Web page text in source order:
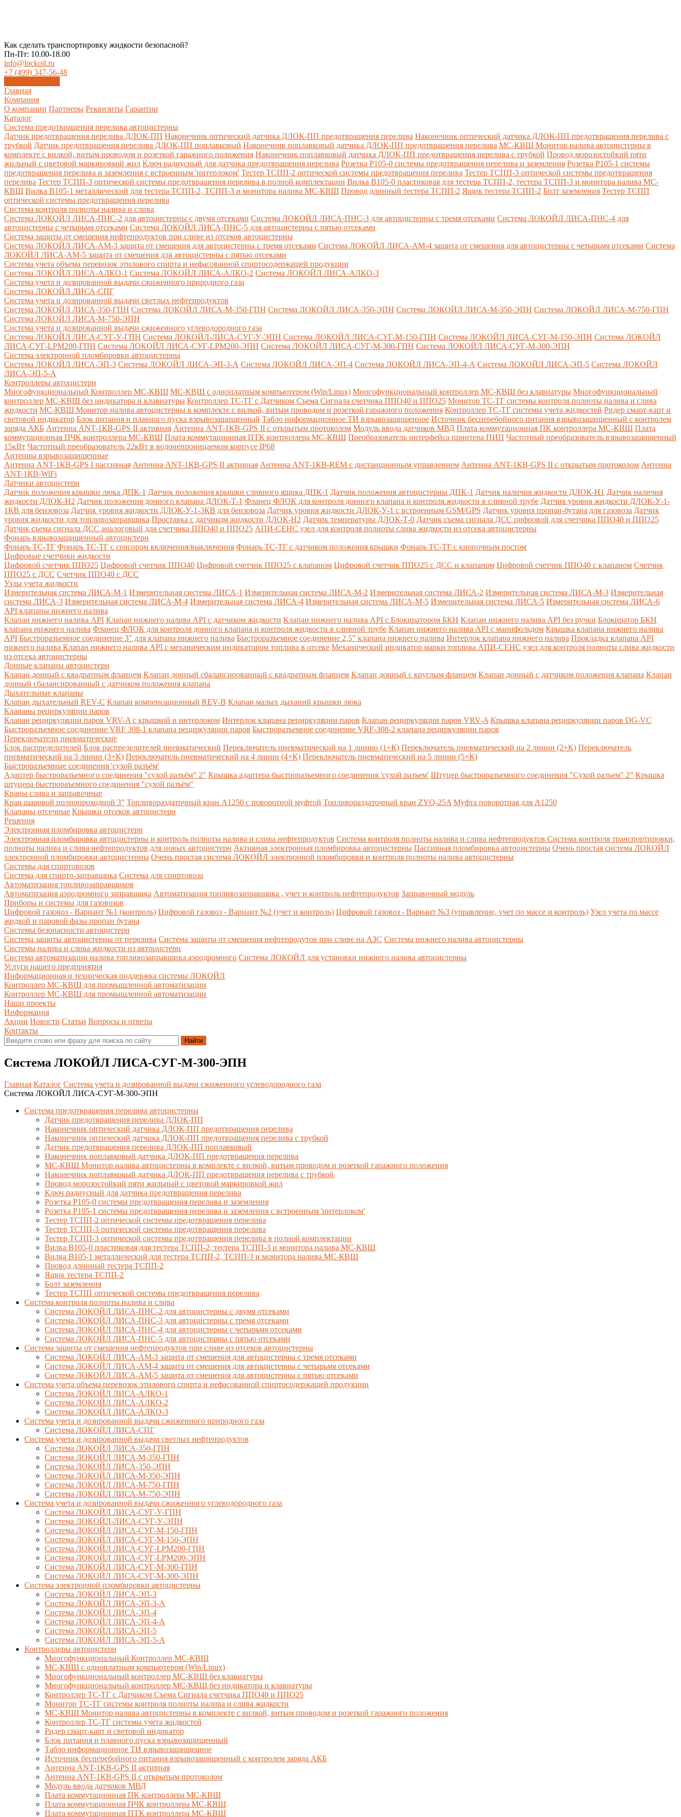
Как сделать транспортировку жидкости безопасной?
Пн-Пт: 10.00-18.00
info@lockoil.ru
+7 (499) 347-56-48
Главная
Компания
О компании Партнеры Реквизиты Гарантии
Каталог
Система предотвращения перелива автоцистерны
Датчик предотвращения перелива ДЛОК-ПП Наконечник оптический датчика ДЛОК-ПП предотвращения перелива Наконечник оптический датчика ДЛОК-ПП предотвращения перелива с
трубкой Датчик предотвращения перелива ДЛОК-ПП поплавковый Наконечник поплавковый датчика ДЛОК-ПП предотвращения перелива МС-КВШ Монитор налива автоцистерны в
комплекте с вилкой, витым проводом и розеткой гаражного положения Наконечник поплавковый датчика ДЛОК-ПП предотвращения перелива с трубкой Провод морозостойкий пяти
жильный с цветовой маркировкой жил Ключ радиусный для датчика предотвращения перелива Розетка Р105-0 системы предотвращения перелива и заземления Розетка Р105-1 системы
предотвращения перелива и заземления с встроенным 'интерлоком' Тестер ТСПП-2 оптической системы предотвращения перелива Тестер ТСПП-3 оптической системы предотвращения
перелива Тестер ТСПП-3 оптической системы предотвращения перелива в полной комплектации Вилка В105-0 пластиковая для тестера ТСПП-2, тестера ТСПП-3 и монитора налива МС-
КВШ Вилка В105-1 металлический для тестера ТСПП-2, ТСПП-3 и монитора налива МС-КВШ Провод длинный тестера ТСПП-2 Ящик тестера ТСПП-2 Болт заземления Тестер ТСПП
оптической системы предотвращения перелива
Cистема контроля полноты налива и слива
Система ЛОКОЙЛ ЛИСА-ПНС-2 для автоцистерны с двумя отсеками Система ЛОКОЙЛ ЛИСА-ПНС-3 для автоцистерны с тремя отсеками Система ЛОКОЙЛ ЛИСА-ПНС-4 для
автоцистерны с четырьмя отсеками Система ЛОКОЙЛ ЛИСА-ПНС-5 для автоцистерны с пятью отсеками
Система защиты от смешения нефтепродуктов при сливе из отсеков автоцистерны
Система ЛОКОЙЛ ЛИСА-AM-3 защита от смешения для автоцистерны с тремя отсеками Система ЛОКОЙЛ ЛИСА-AM-4 защита от смешения для автоцистерны с четырьмя отсеками Система
ЛОКОЙЛ ЛИСА-AM-5 защита от смешения для автоцистерны с пятью отсеками
Система учета объема перевозок этилового спирта и нефасованной спиртосодержащей продукции
Система ЛОКОЙЛ ЛИСА-AЛКО-1 Система ЛОКОЙЛ ЛИСА-АЛКО-2 Система ЛОКОЙЛ ЛИСА-АЛКО-3
Система учета и дозированной выдачи сжиженного природного газа
Система ЛОКОЙЛ ЛИСА-СПГ
Система учета и дозированной выдачи светлых нефтепродуктов
Система ЛОКОЙЛ ЛИСА-350-ГПН Система ЛОКОЙЛ ЛИСА-М-350-ГПН Система ЛОКОЙЛ ЛИСА-350-ЭПН Система ЛОКОЙЛ ЛИСА-М-350-ЭПН Система ЛОКОЙЛ ЛИСА-М-750-ГПН
Система ЛОКОЙЛ ЛИСА-М-750-ЭПН
Система учета и дозированной выдачи сжиженного углеводородного газа
Система ЛОКОЙЛ ЛИСА-СУГ-У-ГПН Система ЛОКОЙЛ-ЛИСА-СУГ-У-ЭПН Система ЛОКОЙЛ ЛИСА-СУГ-М-150-ГПН Система ЛОКОЙЛ ЛИСА-СУГ-М-150-ЭПН Система ЛОКОЙЛ
ЛИСА-СУГ-LPM200-ГПН Система ЛОКОЙЛ ЛИСА-СУГ-LPM200-ЭПН Система ЛОКОЙЛ ЛИСА-СУГ-М-300-ГПН Система ЛОКОЙЛ ЛИСА-СУГ-М-300-ЭПН
Система электронной пломбировки автоцистерны
Система ЛОКОЙЛ ЛИСА-ЭП-3 Система ЛОКОЙЛ ЛИСА-ЭП-3-А Система ЛОКОЙЛ ЛИСА-ЭП-4 Система ЛОКОЙЛ ЛИСА-ЭП-4-А Система ЛОКОЙЛ ЛИСА-ЭП-5 Система ЛОКОЙЛ
ЛИСА-ЭП-5-А
Контроллеры автоцистерн
Многофункциональный Контроллер МС-КВШ МС-КВШ с одноплатным компьютером (Win/Linux) Многофункциональный контроллер МС-КВШ без клавиатуры Многофункциональный
контроллер МС-КВШ без индикатора и клавиатуры Контроллер ТС-ТГ с Датчиком Съема Сигнала счетчика ППО40 и ППО25 Монитор ТС-ТГ системы контроля полноты налива и слива
жидкости МС-КВШ Монитор налива автоцистерны в комплекте с вилкой, витым проводом и розеткой гаражного положения Контроллер ТС-ТГ системы учета жидкостей Ридер смарт-карт и
световой индикатор Блок питания и плавного пуска взрывозащищенный Табло информационное ТИ взрывозащищенное Источник бесперебойного питания взрывозащищенный с контролем
заряда АКБ Антенна ANT-1КВ-GPS II активная Антенна ANT-1КВ-GPS II с открытым протоколом Модуль ввода датчиков МВД Плата коммутационная ПК контроллера МС-КВШ Плата
коммутационная ПЧК контроллера МС-КВШ Плата коммутационная ПТК контроллера МС-КВШ Преобразователь интерфейса принтера ПИП Частотный преобразователь взрывозащищенный
15кВт Частотный преобразователь 22кВт в водонепроницаемом корпусе IP68
Антенны взрывозащищенные
Антенна ANT-1КВ-GPS I пассивная Антенна ANT-1КВ-GPS II активная Антенна ANT-1КВ-REM c дистанционным управлением Антенна ANT-1КВ-GPS II с открытым протоколом Антенна
ANT-1КВ-WiFi
Датчики автоцистерн
Датчик положения крышки люка ДПК-1 Датчик положения крышки сливного ящика ДПК-1 Датчик положения автоцистерны ДПК-1 Датчик наличия жидкости ДЛОК-Н1 Датчик наличия
жидкости ДЛОК-Н2 Датчик положения донного клапана ДЛОК-Т-1 Фланец ФЛОК для контроля донного клапана и контроля жидкости в сливной трубе Датчик уровня жидкости ДЛОК-У-1-
1КВ для бензовоза Датчик уровня жидкости ДЛОК-У-1-3КВ для бензовоза Датчик уровня жидкости ДЛОК-У-1 с встроенным GSM/GPS Датчик уровня пропан-бутана для газовоза Датчик
уровня жидкости для топливозаправщика Проставка с датчиком жидкости ДЛОК-Н2 Датчик температуры ДЛОК-Т-0 Датчик съема сигнала ДСС цифровой для счетчика ППО40 и ППО25
Датчик съема сигнала ДСС аналоговый для счетчика ППО40 и ППО25 АПИ-СЕНС узел для контроля полноты слива жидкости из отсека автоцистерны
Фонарь взрывозащищенный автоцистерн
Фонарь ТС-ТГ Фонарь ТС-ТГ с сенсором включения/выключения Фонарь ТС-ТГ с датчиком положения крышки Фонарь ТС-ТГ с кнопочным постом
Цифровые счетчики жидкости
Цифровой счетчик ППО25 Цифровой счетчик ППО40 Цифровой счетчик ППО25 с клапаном Цифровой счетчик ППО25 с ДСС и клапаном Цифровой счетчик ППО40 с клапаном Счетчик
ППО25 с ДСС Счетчик ППО40 с ДСС
Узлы учета жидкости
Измерительная система ЛИСА-М-1 Измерительная система ЛИСА-1 Измерительная система ЛИСА-М-2 Измерительная система ЛИСА-2 Измерительная система ЛИСА-М-3 Измерительная
система ЛИСА-3 Измерительная система ЛИСА-М-4 Измерительная система ЛИСА-4 Измерительная система ЛИСА-М-5 Измерительная система ЛИСА-5 Измерительная система ЛИСА-6
API клапаны нижнего налива
Клапан нижнего налива API Клапан нижнего налива API с датчиком жидкости Клапан нижнего налива API с Блокиратором БКН Клапан нижнего налива API без ручки Блокиратор БКН
клапана нижнего налива Фланец ФЛОК для контроля донного клапана и контроля жидкости в сливной трубе Клапан нижнего налива API с манифольдом Крышка клапана нижнего налива
API Быстроразъемное соединение 3" для клапана нижнего налива Быстроразъемное соединение 2,5" клапана нижнего налива Интерлок клапана нижнего налива Прокладка клапана API
нижнего налива Клапан нижнего налива API с механическим индикатором топлива в отсеке Механический индикатор марки топлива АПИ-СЕНС узел для контроля полноты слива жидкости
из отсека автоцистерны
Донные клапаны автоцистерн
Клапан донный с квадратным фланцем Клапан донный сбалансированный с квадратным фланцем Клапан донный с круглым фланцем Клапан донный с датчиком положения клапана Клапан
донный сбалансированный с датчиком положения клапана
Дыхательные клапаны
Клапан дыхательный REV-C Клапан компенсационный REV-B Клапан малых дыханий крышки люка
Клапаны рециркуляции паров
Клапан рециркуляции паров VRV-A с крышкой и интерлоком Интерлок клапана рециркуляции паров Клапан рециркуляции паров VRV-A Крышка клапана рециркуляции паров DG-VC
Быстроразъемное соединение VRF 308-1 клапана рециркуляции паров Быстроразъемное соединение VRF-308-2 клапана рециркуляции паров
Переключатели пневматические
Блок распределителей Блок распределителей пневматический Переключатель пневматический на 1 линию (1+К) Переключатель пневматический на 2 линии (2+К) Переключатель
пневматический на 3 линии (3+К) Переключатель пневматический на 4 линии (4+К) Переключатель пневматический на 5 линии (5+К)
Быстроразъемные соединения 'сухой разъём'
Адаптер быстроразъемного соединения "сухой разъём" 2" Крышка адаптера быстроразъемного соединения 'сухой разъем' Штуцер быстроразъемного соединения "Сухой разъем" 2" Крышка
штуцера быстрораъемного соединения "сухой разъём"
Краны слива и заправочные
Кран шаровой полнопроходной 3" Топливораздаточный кран A1250 с поворотной муфтой Топливораздаточный кран ZYQ-25A Муфта поворотная для А1250
Клапаны отсечные Крышки отсеков автоцистерн
Решения
Электронная пломбировка автоцистерн
Электронная пломбировка автоцистерны и контроль полноты налива и слива нефтепродуктов Система контроля полноты налива и слива нефтепродуктов Система контроля транспортировки,
полноты налива и слива нефтепродуктов для новых автоцистерн Активная электронная пломбировка автоцистерны Пассивная пломбировка автоцистерны Очень простая система ЛОКОЙЛ
электронной пломбировки автоцистерны Очень простая система ЛОКОЙЛ электронной пломбировки и контроля полноты налива автоцистерны
Системы для спиртовозов
Система для спирто-заправщика Система для спиртовоза
Автоматизация топливозаправщиков
Автоматизация аэродромного заправщика Автоматизация топливозаправщика , учет и контроль нефтепродуктов Заправочный модуль
Приборы и системы для газовозов
Цифровой газовоз - Вариант №1 (контроль) Цифровой газовоз - Вариант №2 (учет и контроль) Цифровой газовоз - Вариант №3 (управление, учет по массе и контроль) Узел учета по массе
жидкой и паровой фазы пропан бутана
Системы безопасности автоцистерн
Система защиты автоцистерны от перелива Система защиты от смешения нефтепродутов при сливе на АЗС Система нижнего налива автоцистерны
Системы налива и слива жидкости из автоцистерн
Система автоматизации налива топливозаправщика аэродромного Система ЛОКОЙЛ для установки нижнего налива автоцистерны
Услуги нашего предприятия
Информационная и техническая поддержка системы ЛОКОЙЛ
Контроллер МС-КВШ для промышленной автоматизации
Контроллер МС-КВШ для промышленной автоматизации
Наши проекты
Информация
Акции Новости Статьи Вопросы и ответы
Контакты
Система ЛОКОЙЛ ЛИСА-СУГ-М-300-ЭПН
Главная Каталог Система учета и дозированной выдачи сжиженного углеводородного газа
Система ЛОКОЙЛ ЛИСА-СУГ-М-300-ЭПН
Система предотвращения перелива автоцистерны
Датчик предотвращения перелива ДЛОК-ПП
Наконечник оптический датчика ДЛОК-ПП предотвращения перелива
Наконечник оптический датчика ДЛОК-ПП предотвращения перелива с трубкой
Датчик предотвращения перелива ДЛОК-ПП поплавковый
Наконечник поплавковый датчика ДЛОК-ПП предотвращения перелива
МС-КВШ Монитор налива автоцистерны в комплекте с вилкой, витым проводом и розеткой гаражного положения
Наконечник поплавковый датчика ДЛОК-ПП предотвращения перелива с трубкой
Провод морозостойкий пяти жильный с цветовой маркировкой жил
Ключ радиусный для датчика предотвращения перелива
Розетка Р105-0 системы предотвращения перелива и заземления
Розетка Р105-1 системы предотвращения перелива и заземления с встроенным 'интерлоком'
Тестер ТСПП-2 оптической системы предотвращения перелива
Тестер ТСПП-3 оптической системы предотвращения перелива
Тестер ТСПП-3 оптической системы предотвращения перелива в полной комплектации
Вилка В105-0 пластиковая для тестера ТСПП-2, тестера ТСПП-3 и монитора налива МС-КВШ
Вилка В105-1 металлический для тестера ТСПП-2, ТСПП-3 и монитора налива МС-КВШ
Провод длинный тестера ТСПП-2
Ящик тестера ТСПП-2
Болт заземления
Тестер ТСПП оптической системы предотвращения перелива
Cистема контроля полноты налива и слива
Система ЛОКОЙЛ ЛИСА-ПНС-2 для автоцистерны с двумя отсеками
Система ЛОКОЙЛ ЛИСА-ПНС-3 для автоцистерны с тремя отсеками
Система ЛОКОЙЛ ЛИСА-ПНС-4 для автоцистерны с четырьмя отсеками
Система ЛОКОЙЛ ЛИСА-ПНС-5 для автоцистерны с пятью отсеками
Система защиты от смешения нефтепродуктов при сливе из отсеков автоцистерны
Система ЛОКОЙЛ ЛИСА-AM-3 защита от смешения для автоцистерны с тремя отсеками
Система ЛОКОЙЛ ЛИСА-AM-4 защита от смешения для автоцистерны с четырьмя отсеками
Система ЛОКОЙЛ ЛИСА-AM-5 защита от смешения для автоцистерны с пятью отсеками
Система учета объема перевозок этилового спирта и нефасованной спиртосодержащей продукции
Система ЛОКОЙЛ ЛИСА-AЛКО-1
Система ЛОКОЙЛ ЛИСА-АЛКО-2
Система ЛОКОЙЛ ЛИСА-АЛКО-3
Система учета и дозированной выдачи сжиженного природного газа
Система ЛОКОЙЛ ЛИСА-СПГ
Система учета и дозированной выдачи светлых нефтепродуктов
Система ЛОКОЙЛ ЛИСА-350-ГПН
Система ЛОКОЙЛ ЛИСА-М-350-ГПН
Система ЛОКОЙЛ ЛИСА-350-ЭПН
Система ЛОКОЙЛ ЛИСА-М-350-ЭПН
Система ЛОКОЙЛ ЛИСА-М-750-ГПН
Система ЛОКОЙЛ ЛИСА-М-750-ЭПН
Система учета и дозированной выдачи сжиженного углеводородного газа
Система ЛОКОЙЛ ЛИСА-СУГ-У-ГПН
Система ЛОКОЙЛ-ЛИСА-СУГ-У-ЭПН
Система ЛОКОЙЛ ЛИСА-СУГ-М-150-ГПН
Система ЛОКОЙЛ ЛИСА-СУГ-М-150-ЭПН
Система ЛОКОЙЛ ЛИСА-СУГ-LPM200-ГПН
Система ЛОКОЙЛ ЛИСА-СУГ-LPM200-ЭПН
Система ЛОКОЙЛ ЛИСА-СУГ-М-300-ГПН
Система ЛОКОЙЛ ЛИСА-СУГ-М-300-ЭПН
Система электронной пломбировки автоцистерны
Система ЛОКОЙЛ ЛИСА-ЭП-3
Система ЛОКОЙЛ ЛИСА-ЭП-3-А
Система ЛОКОЙЛ ЛИСА-ЭП-4
Система ЛОКОЙЛ ЛИСА-ЭП-4-А
Система ЛОКОЙЛ ЛИСА-ЭП-5
Система ЛОКОЙЛ ЛИСА-ЭП-5-А
Контроллеры автоцистерн
Многофункциональный Контроллер МС-КВШ
МС-КВШ с одноплатным компьютером (Win/Linux)
Многофункциональный контроллер МС-КВШ без клавиатуры
Многофункциональный контроллер МС-КВШ без индикатора и клавиатуры
Контроллер ТС-ТГ с Датчиком Съема Сигнала счетчика ППО40 и ППО25
Монитор ТС-ТГ системы контроля полноты налива и слива жидкости
МС-КВШ Монитор налива автоцистерны в комплекте с вилкой, витым проводом и розеткой гаражного положения
Контроллер ТС-ТГ системы учета жидкостей
Ридер смарт-карт и световой индикатор
Блок питания и плавного пуска взрывозащищенный
Табло информационное ТИ взрывозащищенное
Источник бесперебойного питания взрывозащищенный с контролем заряда АКБ
Антенна ANT-1КВ-GPS II активная
Антенна ANT-1КВ-GPS II с открытым протоколом
Модуль ввода датчиков МВД
Плата коммутационная ПК контроллера МС-КВШ
Плата коммутационная ПЧК контроллера МС-КВШ
Плата коммутационная ПТК контроллера МС-КВШ